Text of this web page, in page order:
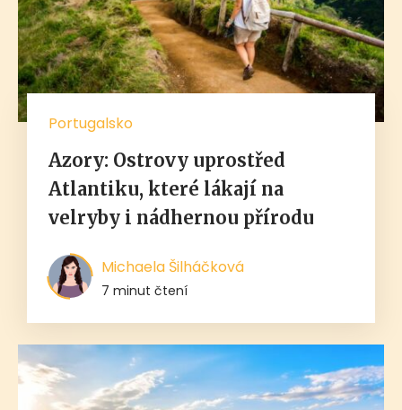
Portugalsko
Azory: Ostrovy uprostřed
Atlantiku, které lákají na
velryby i nádhernou přírodu
Michaela Šilháčková
7 minut čtení